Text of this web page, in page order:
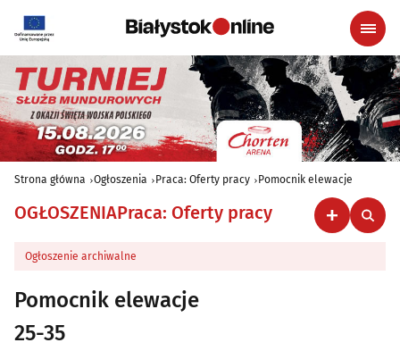
Strona główna Ogłoszenia Praca: Oferty pracy Pomocnik elewacje
OGŁOSZENIAPraca: Oferty pracy
Ogłoszenie archiwalne
Pomocnik elewacje
25-35